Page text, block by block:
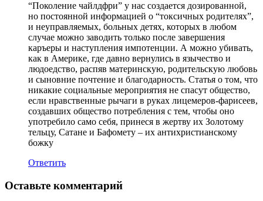
“Поколение чайлдфри” у нас создается дозированной,
но постоянной информацией о “токсичных родителях”,
и неуправляемых, больных детях, которых в любом
случае можно заводить только после завершения
каръеры и наступления импотенции. А можно убивать,
как в Америке, где давно вернулись в язычество и
людоедство, распяв материнскую, родительскую любовь
и сыновние почтение и благодарность. Статья о том, что
никакие социальные мероприятия не спасут общество,
если нравственные рычаги в руках лицемеров-фарисеев,
создавших общество потребления с тем, чтобы оно
употребило само себя, принеся в жертву их Золотому
тельцу, Сатане и Бафомету – их антихристианскому
божку
Ответить
Оставьте комментарий